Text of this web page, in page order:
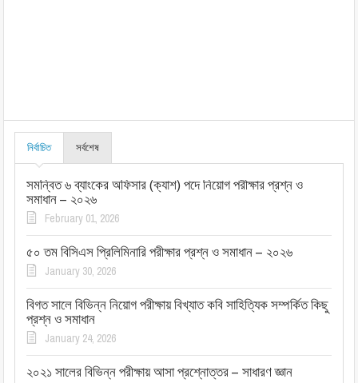
নির্বাচিত সর্বশেষ
সমন্বিত ৬ ব্যাংকের অফিসার (ক্যাশ) পদে নিয়োগ পরীক্ষার প্রশ্ন ও
সমাধান – ২০২৬
February 01, 2026
৫০ তম বিসিএস প্রিলিমিনারি পরীক্ষার প্রশ্ন ও সমাধান – ২০২৬
January 30, 2026
বিগত সালে বিভিন্ন নিয়োগ পরীক্ষায় বিখ্যাত কবি সাহিত্যিক সম্পর্কিত কিছু
প্রশ্ন ও সমাধান
January 24, 2026
২০২১ সালের বিভিন্ন পরীক্ষায় আসা প্রশ্নোত্তর – সাধারণ জ্ঞান